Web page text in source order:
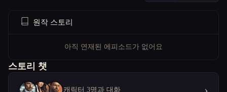
원작 스토리
아직 연재된 에피소드가 없어요
스토리 챗
캐릭터 3명과 대화